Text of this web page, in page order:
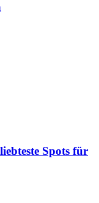
Spots für